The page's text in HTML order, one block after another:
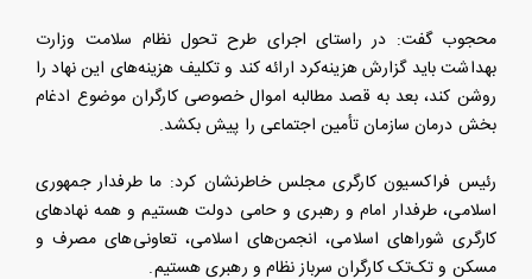
محجوب گفت: در راستای اجرای طرح تحول نظام سلامت وزارت
بهداشت باید گزارش هزینه‌کرد ارائه کند و تکلیف هزینه‌های این نهاد را
روشن کند، بعد به قصد مطالبه اموال خصوصی کارگران موضوع ادغام
بخش درمان سازمان تأمین اجتماعی را پیش بکشد.
رئیس فراکسیون کارگری مجلس خاطرنشان کرد: ما طرفدار جمهوری
اسلامی، طرفدار امام و رهبری و حامی دولت هستیم و همه نهادهای
کارگری شوراهای اسلامی، انجمن‌های اسلامی، تعاونی‌های مصرف و
مسکن و تک‌تک کارگران سرباز نظام و رهبری هستیم.